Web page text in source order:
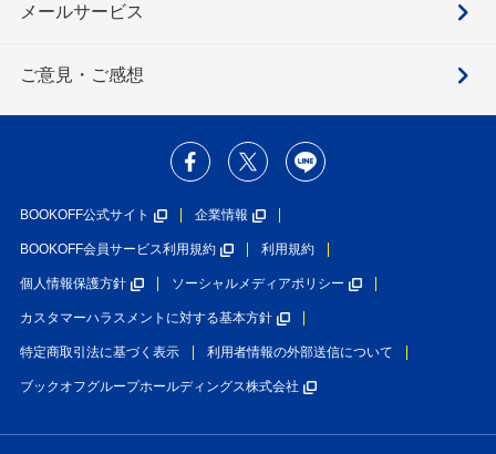
メールサービス
ご意見・ご感想
BOOKOFF公式サイト 企業情報
BOOKOFF会員サービス利用規約 利用規約
個人情報保護方針 ソーシャルメディアポリシー
カスタマーハラスメントに対する基本方針
特定商取引法に基づく表示 利用者情報の外部送信について
ブックオフグループホールディングス株式会社